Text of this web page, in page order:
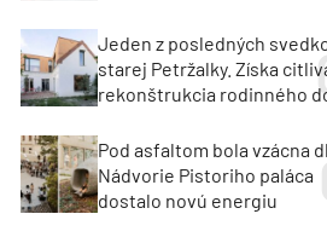
Jeden z posledných
starej Petržalky. Získa
rekonštrukcia rodinného
Pod asfaltom bola vzácna
Nádvorie Pistoriho paláca
dostalo novú energiu